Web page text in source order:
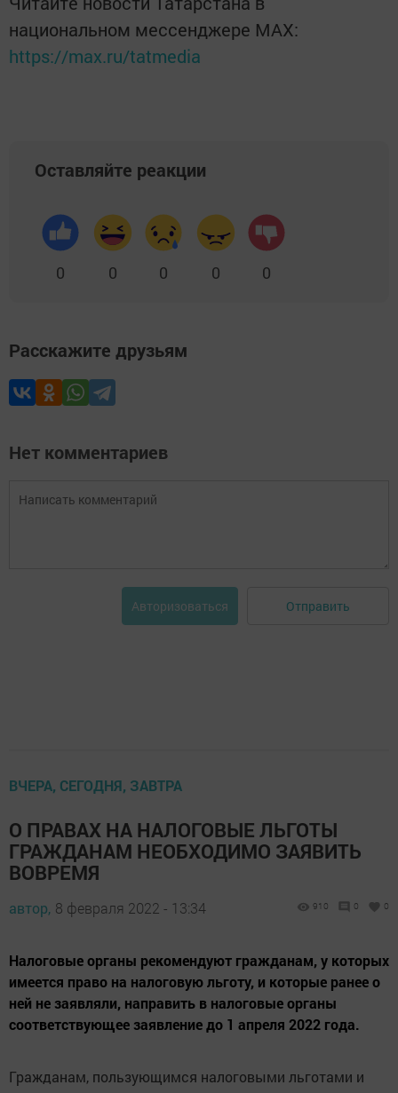
национальном мессенджере MАХ:
https://max.ru/tatmedia
Оставляйте реакции
0 0 0 0 0
Расскажите друзьям
Нет комментариев
Авторизоваться Отправить
ВЧЕРА, СЕГОДНЯ, ЗАВТРА
О ПРАВАХ НА НАЛОГОВЫЕ ЛЬГОТЫ
ГРАЖДАНАМ НЕОБХОДИМО ЗАЯВИТЬ
ВОВРЕМЯ
автор, 8 февраля 2022 - 13:34 910 0 0
Налоговые органы рекомендуют гражданам, у которых
имеется право на налоговую льготу, и которые ранее о
ней не заявляли, направить в налоговые органы
соответствующее заявление до 1 апреля 2022 года.
Гражданам, пользующимся налоговыми льготами и